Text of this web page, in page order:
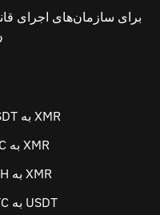
برای سازمان‌های اجرای
USDT به XMR
LTC به XMR
ETH به XMR
BTC به USDT